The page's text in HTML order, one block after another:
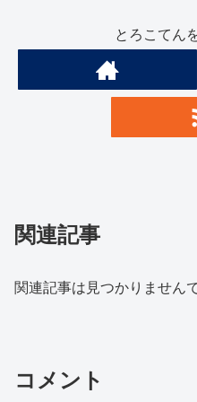
とろこてん
関連記事
関連記事は見つかりませんで
コメント